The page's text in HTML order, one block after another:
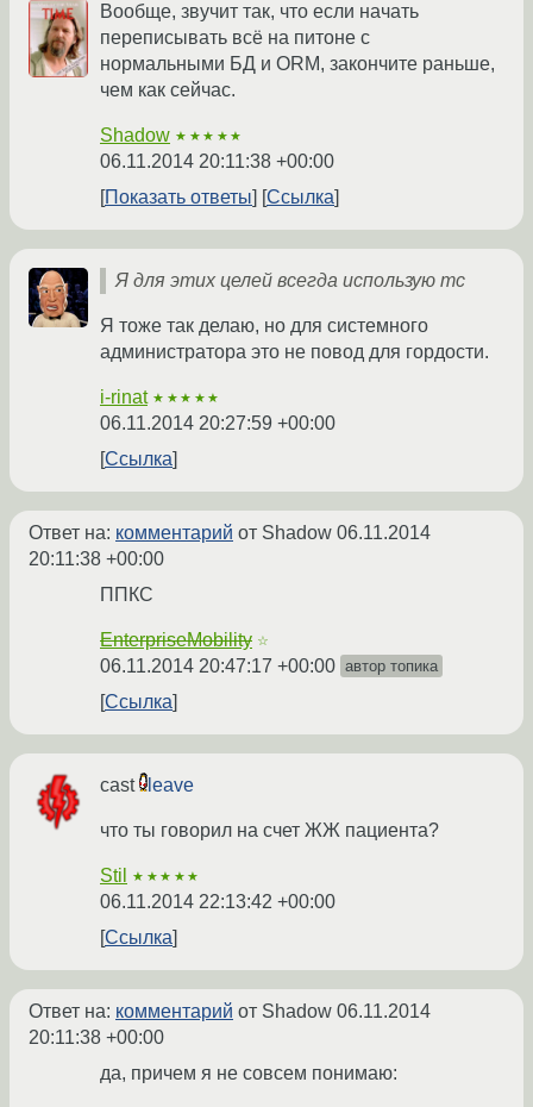
Вообще, звучит так, что если начать
переписывать всё на питоне с
нормальными БД и ORM, закончите раньше,
чем как сейчас.
Shadow ★★★★★
06.11.2014 20:11:38 +00:00
Показать ответы
Ссылка
Я для этих целей всегда использую mc
Я тоже так делаю, но для системного
администратора это не повод для гордости.
i-rinat ★★★★★
06.11.2014 20:27:59 +00:00
Ссылка
Ответ на: комментарий от Shadow 06.11.2014
20:11:38 +00:00
ППКС
EnterpriseMobility ☆
06.11.2014 20:47:17 +00:00 автор топика
Ссылка
cast leave
что ты говорил на счет ЖЖ пациента?
Stil ★★★★★
06.11.2014 22:13:42 +00:00
Ссылка
Ответ на: комментарий от Shadow 06.11.2014
20:11:38 +00:00
да, причем я не совсем понимаю: